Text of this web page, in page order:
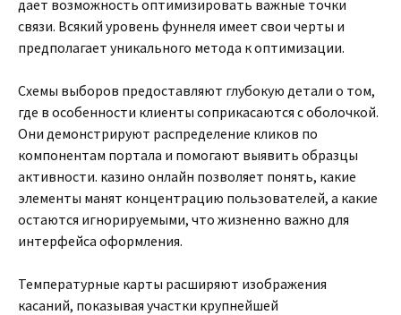
дает возможность оптимизировать важные точки
связи. Всякий уровень фуннеля имеет свои черты и
предполагает уникального метода к оптимизации.
Схемы выборов предоставляют глубокую детали о том,
где в особенности клиенты соприкасаются с оболочкой.
Они демонстрируют распределение кликов по
компонентам портала и помогают выявить образцы
активности. казино онлайн позволяет понять, какие
элементы манят концентрацию пользователей, а какие
остаются игнорируемыми, что жизненно важно для
интерфейса оформления.
Температурные карты расширяют изображения
касаний, показывая участки крупнейшей